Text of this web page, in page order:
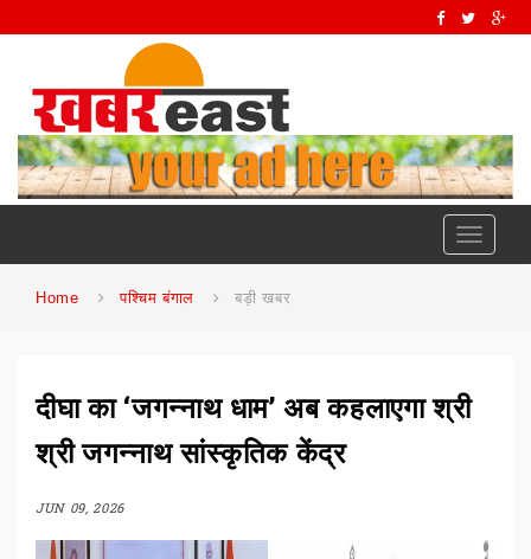
Toggle
Home पश्चिम बंगाल बड़ी खबर
दीघा का ‘जगन्नाथ धाम’ अब कहलाएगा श्री
श्री जगन्नाथ सांस्कृतिक केंद्र
JUN 09, 2026